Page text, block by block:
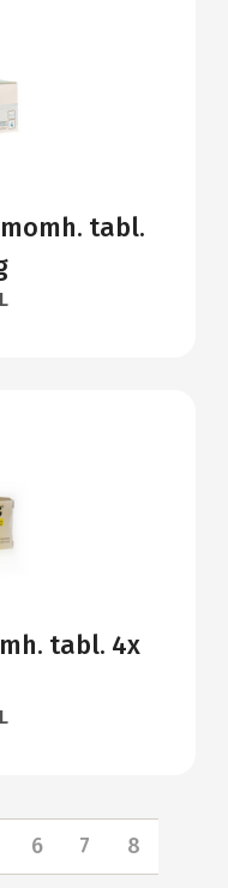
tabl.
tabl. 4x
6 7 8